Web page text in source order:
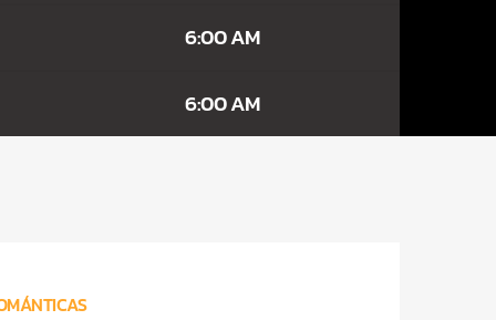
6:00 AM
6:00 AM